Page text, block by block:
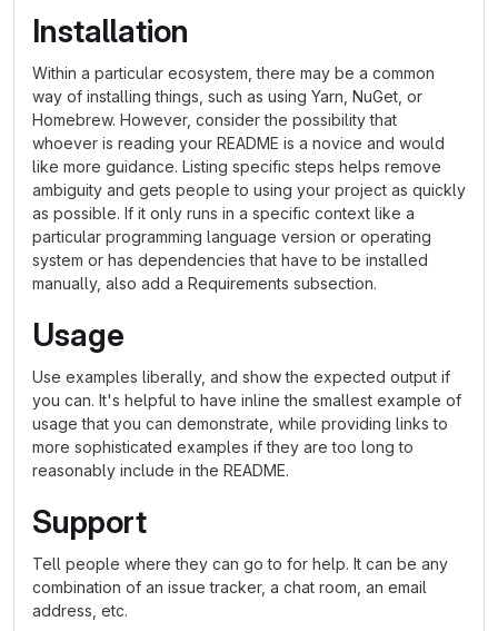
Installation
Within a particular ecosystem, there may be a common
way of installing things, such as using Yarn, NuGet, or
Homebrew. However, consider the possibility that
whoever is reading your README is a novice and would
like more guidance. Listing specific steps helps remove
ambiguity and gets people to using your project as quickly
as possible. If it only runs in a specific context like a
particular programming language version or operating
system or has dependencies that have to be installed
manually, also add a Requirements subsection.
Usage
Use examples liberally, and show the expected output if
you can. It's helpful to have inline the smallest example of
usage that you can demonstrate, while providing links to
more sophisticated examples if they are too long to
reasonably include in the README.
Support
Tell people where they can go to for help. It can be any
combination of an issue tracker, a chat room, an email
address, etc.